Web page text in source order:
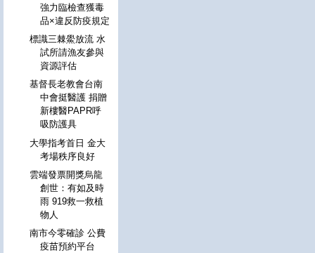
強力臨檢查獲毒
品×違反防疫規定
標識三棘鱟放流 水
試所請漁友參與
資源評估
基督長老教會台南
中會挺醫護 捐贈
新樓醫PAPR呼
吸防護具
大學指考首日 金大
考場秩序良好
雲端發票開獎烏龍
創世：有如及時
雨 919救一救植
物人
南市今零確診 公費
疫苗預約平台